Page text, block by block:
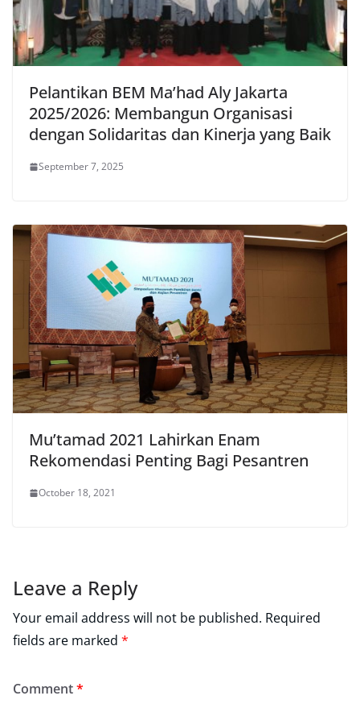
Pelantikan BEM Ma’had Aly Jakarta
2025/2026: Membangun Organisasi
dengan Solidaritas dan Kinerja yang Baik
September 7, 2025
Mu’tamad 2021 Lahirkan Enam
Rekomendasi Penting Bagi Pesantren
October 18, 2021
Leave a Reply
Your email address will not be published. Required
fields are marked *
Comment*